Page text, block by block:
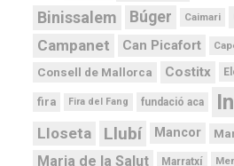
Binissalem Búger Caimari
Campanet Can Picafort
Consell de Mallorca Costitx
fira Fira del Fang fundació aca
Lloseta Llubí Mancor
Maria de la Salut Marratxí